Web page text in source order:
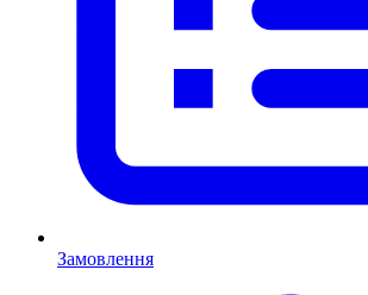
Замовлення